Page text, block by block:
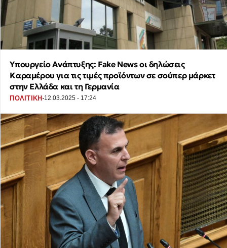
Υπουργείο Ανάπτυξης: Fake News οι δηλώσεις
Καραμέρου για τις τιμές προϊόντων σε σούπερ μάρκετ
στην Ελλάδα και τη Γερμανία
ΠΟΛΙΤΙΚΗ·12.03.2025 - 17:24